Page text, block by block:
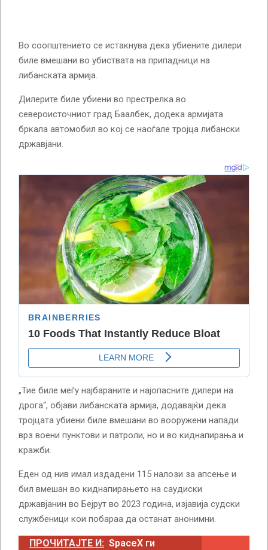
Во соопштението се истакнува дека убиените дилери
биле вмешани во убиствата на припадници на
либанската армија.
Дилерите биле убиени во престрелка во
североисточниот град Баалбек, додека армијата
бркала автомобил во кој се наоѓале тројца либански
државјани.
„Тие биле меѓу најбараните и најопасните дилери на
дрога“, објави либанската армија, додавајќи дека
тројцата убиени биле вмешани во вооружени напади
врз воени пунктови и патроли, но и во киднапирања и
кражби.
Еден од нив имал издадени 115 налози за апсење и
бил вмешан во киднапирањето на саудиски
државјанин во Бејрут во 2023 година, изјавија судски
службеници кои побараа да останат анонимни.
ПРОЧИТАЈТЕ И: SpaceX ги